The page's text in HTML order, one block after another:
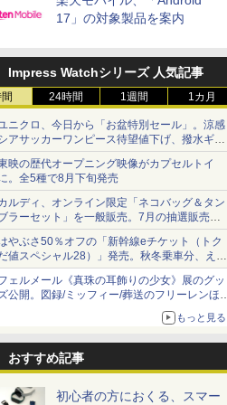
17」の対象製品を案内
Impress Watchシリーズ 人気記事
24時間 1週間 1カ月
ニクロ、今日から「お盆特別セール」。涼感
アサッカーワンピース待望値下げ、撥水ギア
ョーツは1990円に
映の歴代オープニング映像がカプセルトイ
。全5種で8月下旬発売
ルディ、オンライン限定「ネコバッグ＆タン
ラーセット」を一般販売。7月の抽選販売の
選無効分
やぶさ50％オフの「新幹線eチケット（トク
値スペシャル28）」発売。秋冬乗車分、えき
っと限定
ェルメール《真珠の耳飾りの少女》展のグッ
公開。図録/ミッフィー/葬送のフリーレンほ
もっと見る
おすすめ記事
初心者の方におくる、スマー